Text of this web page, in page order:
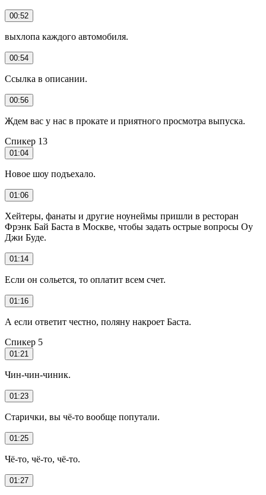
00:52
выхлопа каждого автомобиля.
00:54
Ссылка в описании.
00:56
Ждем вас у нас в прокате и приятного просмотра выпуска.
Спикер 13
01:04
Новое шоу подъехало.
01:06
Хейтеры, фанаты и другие ноунеймы пришли в ресторан
Фрэнк Бай Баста в Москве, чтобы задать острые вопросы Оу
Джи Буде.
01:14
Если он сольется, то оплатит всем счет.
01:16
А если ответит честно, поляну накроет Баста.
Спикер 5
01:21
Чин-чин-чиник.
01:23
Старички, вы чё-то вообще попутали.
01:25
Чё-то, чё-то, чё-то.
01:27